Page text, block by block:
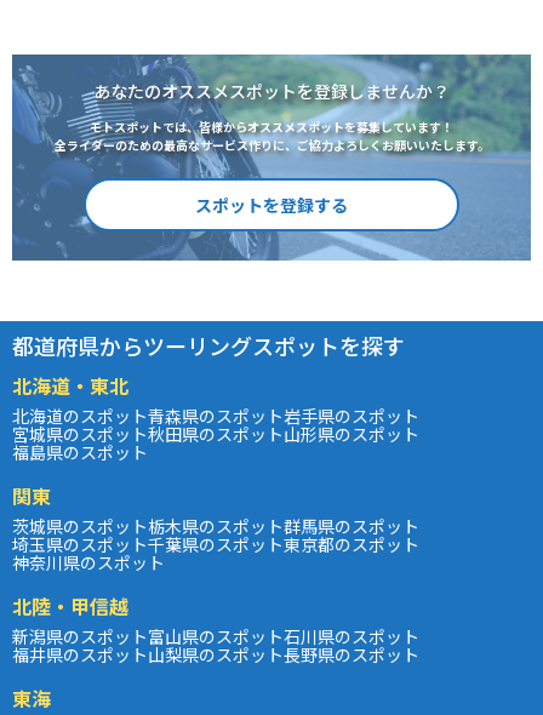
あなたのオススメスポットを登録しませんか？
モトスポットでは、皆様からオススメスポットを募集しています！
全ライダーのための最高なサービス作りに、ご協力よろしくお願いいたします。
スポットを登録する
都道府県からツーリングスポットを探す
北海道・東北
北海道のスポット青森県のスポット岩手県のスポット
宮城県のスポット秋田県のスポット山形県のスポット
福島県のスポット
関東
茨城県のスポット栃木県のスポット群馬県のスポット
埼玉県のスポット千葉県のスポット東京都のスポット
神奈川県のスポット
北陸・甲信越
新潟県のスポット富山県のスポット石川県のスポット
福井県のスポット山梨県のスポット長野県のスポット
東海